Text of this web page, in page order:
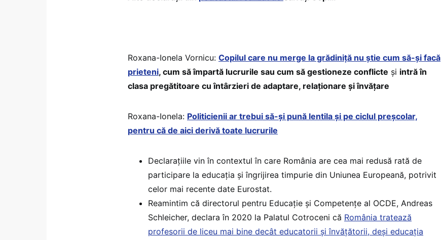
Roxana-Ionela Vornicu: Copilul care nu merge la grădiniță nu știe cum să-și facă
prieteni, cum să împartă lucrurile sau cum să gestioneze conflicte și intră în
clasa pregătitoare cu întârzieri de adaptare, relaționare și învățare
Roxana-Ionela: Politicienii ar trebui să-și pună lentila și pe ciclul preșcolar,
pentru că de aici derivă toate lucrurile
Declarațiile vin în contextul în care România are cea mai redusă rată de
participare la educația și îngrijirea timpurie din Uniunea Europeană, potrivit
celor mai recente date Eurostat.
Reamintim că directorul pentru Educație și Competențe al OCDE, Andreas
Schleicher, declara în 2020 la Palatul Cotroceni că România tratează
profesorii de liceu mai bine decât educatorii și învățătorii, deși educația